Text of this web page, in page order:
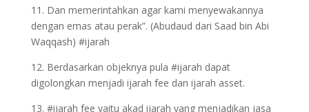
11. Dan memerintahkan agar kami menyewakannya
dengan emas atau perak”. (Abudaud dari Saad bin Abi
Waqqash) #ijarah
12. Berdasarkan objeknya pula #ijarah dapat
digolongkan menjadi ijarah fee dan ijarah asset.
13. #ijarah fee yaitu akad ijarah yang menjadikan jasa